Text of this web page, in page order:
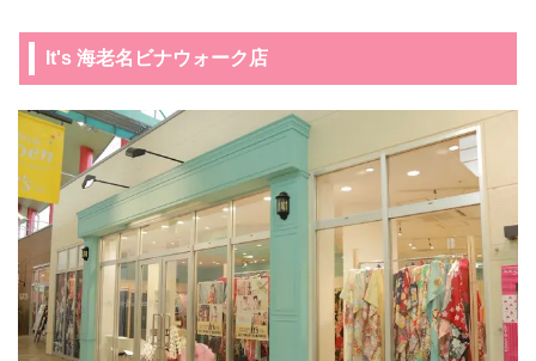
It's 海老名ビナウォーク店